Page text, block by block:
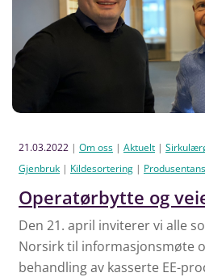
21.03.2022 | Om oss | Aktuelt |
Gjenbruk | Kildesortering |
Operatørbytte og
Den 21. april inviterer vi alle
Norsirk til informasjonsmøte
behandling av kasserte EE-